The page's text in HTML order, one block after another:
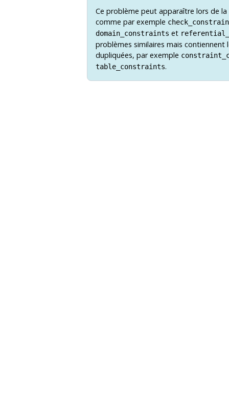
Ce problème peut apparaître lors de
comme par exemple
domain_constraints et
problèmes similaires mais
dupliquées, par exemple
table_constraints.